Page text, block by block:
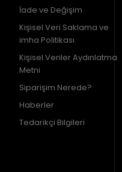
İade ve Değişim
Kişisel Veri Saklama ve
imha Politikası
Kişisel Veriler Aydınlatma
Metni
Siparişim Nerede?
Haberler
Tedarikçi Bilgileri